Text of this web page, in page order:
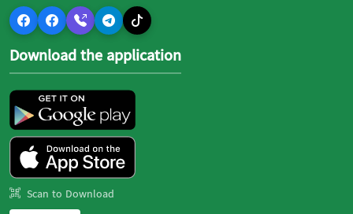
Download the application
Scan to Download